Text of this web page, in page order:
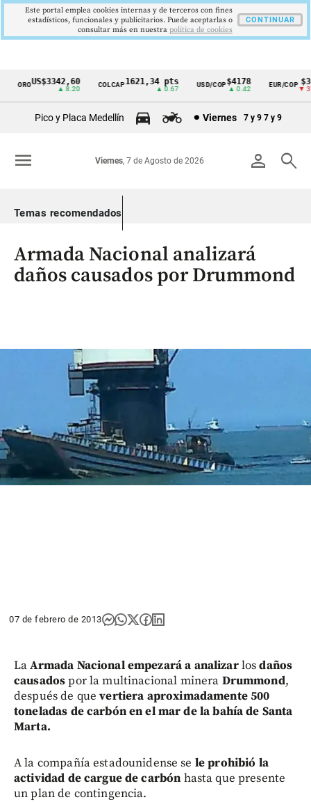
Cintillo
Colombia
OROUS$3342,60
▲ 8.20
COLCAP1621,34 pts
▲ 0.67
USD/COP$4178
▲ 0.42
EUR/COP
▼
Pico y Placa Medellín Viernes 7 y 9 7 y 9
person search
Viernes, 7 de Agosto de 2026
menu
Temas recomendados
Armada Nacional analizará
daños causados por Drummond
07 de febrero de 2013
LaArmada Nacional empezará a analizarlosdaños
causadospor la multinacional minera Drummond,
después de quevertiera aproximadamente 500
toneladas de carbón en el mar de la bahía de Santa
Marta.
A la compañía estadounidense se le prohibió la
actividad de cargue de carbón hasta que presente
un plan de contingencia.
Este portal emplea cookies internas y de terceros con fines
estadísticos, funcionales y publicitarios. Puede aceptarlas o
consultar más en nuestra politica de cookies
CONTINUAR